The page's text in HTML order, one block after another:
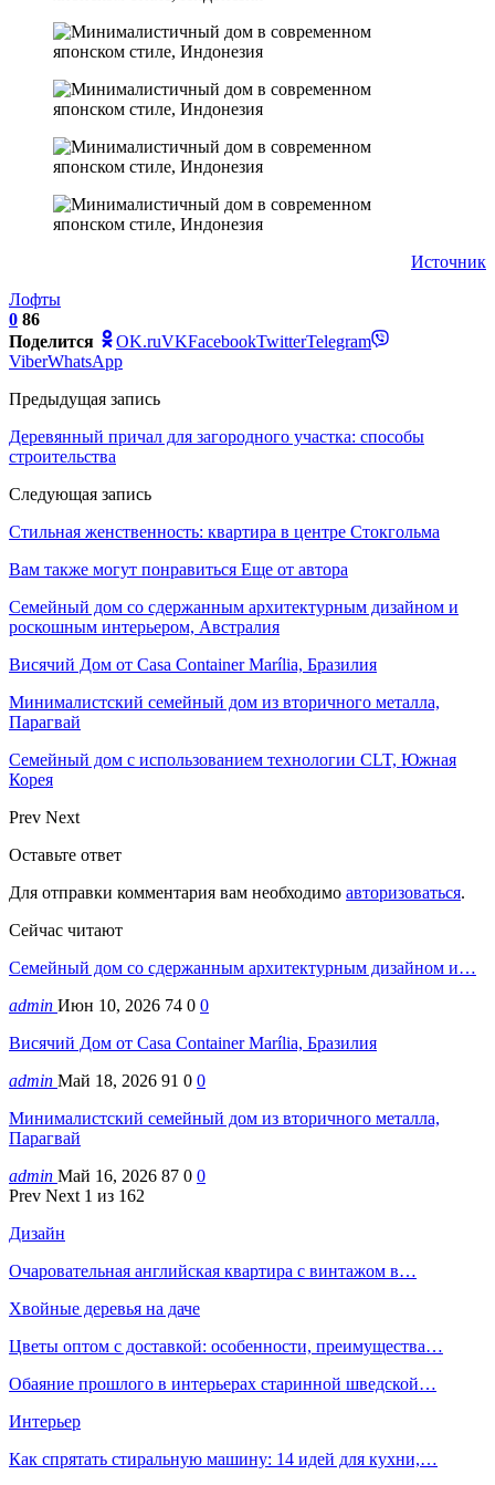
Источник
Лофты
0 86
Поделится
OK.ruVKFacebookTwitterTelegram
ViberWhatsApp
Предыдущая запись
Деревянный причал для загородного участка: способы
строительства
Следующая запись
Стильная женственность: квартира в центре Стокгольма
Вам также могут понравиться Еще от автора
Семейный дом со сдержанным архитектурным дизайном и
роскошным интерьером, Австралия
Висячий Дом от Casa Container Marília, Бразилия
Минималистский семейный дом из вторичного металла,
Парагвай
Семейный дом с использованием технологии CLT, Южная
Корея
Prev Next
Оставьте ответ
Для отправки комментария вам необходимо авторизоваться.
Сейчас читают
Семейный дом со сдержанным архитектурным дизайном и…
admin Июн 10, 2026 74 0 0
Висячий Дом от Casa Container Marília, Бразилия
admin Май 18, 2026 91 0 0
Минималистский семейный дом из вторичного металла,
Парагвай
admin Май 16, 2026 87 0 0
Prev Next 1 из 162
Дизайн
Очаровательная английская квартира с винтажом в…
Хвойные деревья на даче
Цветы оптом с доставкой: особенности, преимущества…
Обаяние прошлого в интерьерах старинной шведской…
Интерьер
Как спрятать стиральную машину: 14 идей для кухни,…